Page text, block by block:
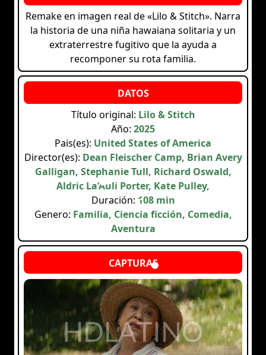
Remake en imagen real de «Lilo & Stitch». Narra
la historia de una niña hawaiana solitaria y un
extraterrestre fugitivo que la ayuda a
recomponer su rota familia.
Título original: Lilo & Stitch
Año: 2025
Pais(es): United States of America
Director(es): Dean Fleischer Camp, Brian Avery
Galligan, Stephanie Tull, Richard Oswald,
Aldric La’Auli Porter, Kate Pulley,
Duración: 108 min
Genero: Familia, Ciencia ficción, Comedia,
Aventura